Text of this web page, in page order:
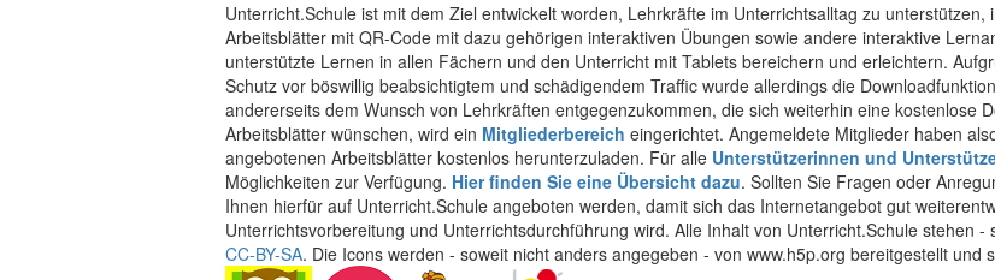
Unterricht.Schule ist mit dem Ziel entwickelt worden, Lehrkräfte im Unterrichtsalltag zu
Arbeitsblätter mit QR-Code mit dazu gehörigen interaktiven Übungen sowie andere interaktive
unterstützte Lernen in allen Fächern und den Unterricht mit Tablets bereichern und erleichtern.
Schutz vor böswillig beabsichtigtem und schädigendem Traffic wurde allerdings die
andererseits dem Wunsch von Lehrkräften entgegenzukommen, die sich weiterhin eine kostenlose
Arbeitsblätter wünschen, wird ein Mitgliederbereich eingerichtet. Angemeldete Mitglieder haben
angebotenen Arbeitsblätter kostenlos herunterzuladen. Für alle Unterstützerinnen und
Möglichkeiten zur Verfügung. Hier finden Sie eine Übersicht dazu. Sollten Sie Fragen oder
Ihnen hierfür auf Unterricht.Schule angeboten werden, damit sich das Internetangebot gut
Unterrichtsvorbereitung und Unterrichtsdurchführung wird. Alle Inhalt von Unterricht.Schule stehen
CC-BY-SA. Die Icons werden - soweit nicht anders angegeben - von www.h5p.org bereitgestellt und